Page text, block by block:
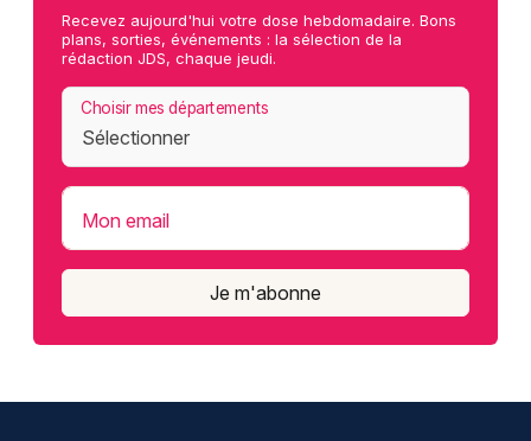
Recevez aujourd'hui votre dose hebdomadaire. Bons
plans, sorties, événements : la sélection de la
rédaction JDS, chaque jeudi.
Choisir mes départements
Mon email
Je m'abonne